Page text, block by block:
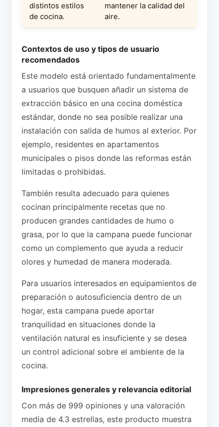
distintos estilos
de cocina.
mantener la calidad del
aire.
Contextos de uso y tipos de usuario
recomendados
Este modelo está orientado fundamentalmente
a usuarios que busquen añadir un sistema de
extracción básico en una cocina doméstica
estándar, donde no sea posible realizar una
instalación con salida de humos al exterior. Por
ejemplo, residentes en apartamentos
municipales o pisos donde las reformas están
limitadas o prohibidas.
También resulta adecuado para quienes
cocinan principalmente recetas que no
producen grandes cantidades de humo o
grasa, por lo que la campana puede funcionar
como un complemento que ayuda a reducir
olores y humedad de manera moderada.
Para usuarios interesados en equipamientos de
preparación o autosuficiencia dentro de un
hogar, esta campana puede aportar
tranquilidad en situaciones donde la
ventilación natural es insuficiente y se desea
un control adicional sobre el ambiente de la
cocina.
Impresiones generales y relevancia editorial
Con más de 999 opiniones y una valoración
media de 4.3 estrellas, este producto muestra